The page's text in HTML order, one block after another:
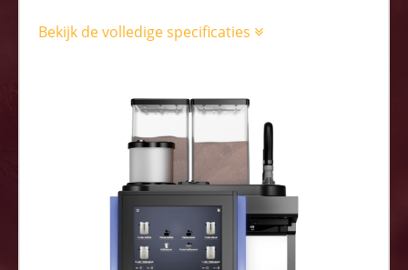
Bekijk de volledige specificaties